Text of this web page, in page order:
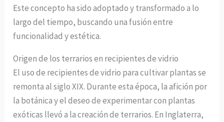
Este concepto ha sido adoptado y transformado a lo
largo del tiempo, buscando una fusión entre
funcionalidad y estética.
Origen de los terrarios en recipientes de vidrio
El uso de recipientes de vidrio para cultivar plantas se
remonta al siglo XIX. Durante esta época, la afición por
la botánica y el deseo de experimentar con plantas
exóticas llevó a la creación de terrarios. En Inglaterra,